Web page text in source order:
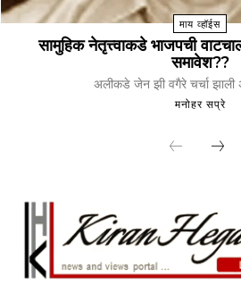
माय व्हॉईस
सामुहिक नेतृत्त्वाकडे भाजपची
समावेश??
अलीकडे जेन झी वगैरे चर्चा झाली
मनोहर सप्रे